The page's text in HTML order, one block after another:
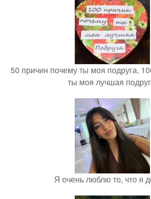
50 причин почему ты моя подруга.
ты моя лучшая
Я очень люблю то, что я